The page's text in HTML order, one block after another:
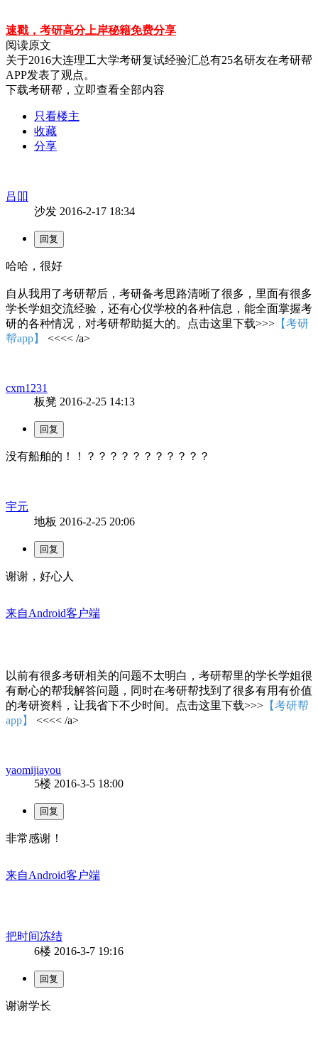
速戳，考研高分上岸秘籍免费分享
阅读原文
关于2016大连理工大学考研复试经验汇总有25名研友在考研帮
APP发表了观点。
下载考研帮，立即查看全部内容
只看楼主
收藏
分享
吕吅
沙发 2016-2-17 18:34
哈哈，很好
自从我用了考研帮后，考研备考思路清晰了很多，里面有很多
学长学姐交流经验，还有心仪学校的各种信息，能全面掌握考
研的各种情况，对考研帮助挺大的。点击这里下载>>> 【考研
帮app】
<<<< /a>
cxm1231
板凳 2016-2-25 14:13
没有船舶的！！？？？？？？？？？？？
宇元
地板 2016-2-25 20:06
谢谢，好心人
来自Android客户端
以前有很多考研相关的问题不太明白，考研帮里的学长学姐很
有耐心的帮我解答问题，同时在考研帮找到了很多有用有价值
的考研资料，让我省下不少时间。点击这里下载>>> 【考研帮
app】
<<<< /a>
yaomijiayou
5楼 2016-3-5 18:00
非常感谢！
来自Android客户端
把时间冻结
6楼 2016-3-7 19:16
谢谢学长